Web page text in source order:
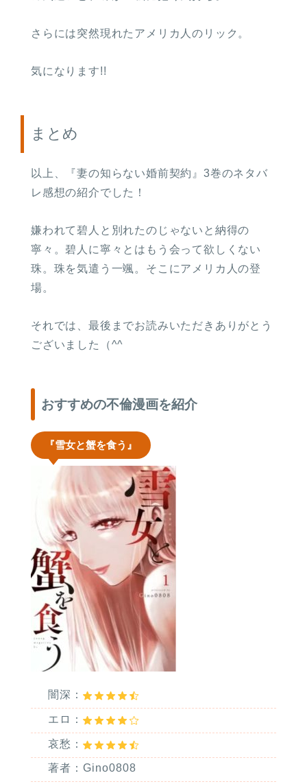
さらには突然現れたアメリカ人のリック。
気になります!!
まとめ
以上、『妻の知らない婚前契約』3巻のネタバ
レ感想の紹介でした！
嫌われて碧人と別れたのじゃないと納得の
寧々。碧人に寧々とはもう会って欲しくない
珠。珠を気遣う一颯。そこにアメリカ人の登
場。
それでは、最後までお読みいただきありがとう
ございました（^^
おすすめの不倫漫画を紹介
『雪女と蟹を食う』
闇深：
エロ：
哀愁：
著者：Gino0808